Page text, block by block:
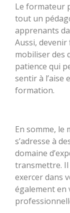
Le formateur
tout un
apprenants
Aussi,
mobiliser des
patience qui
sentir à l’aise
formation.
En somme,
s’adresse à
domaine
transmettre. Il
exercer dans
également en